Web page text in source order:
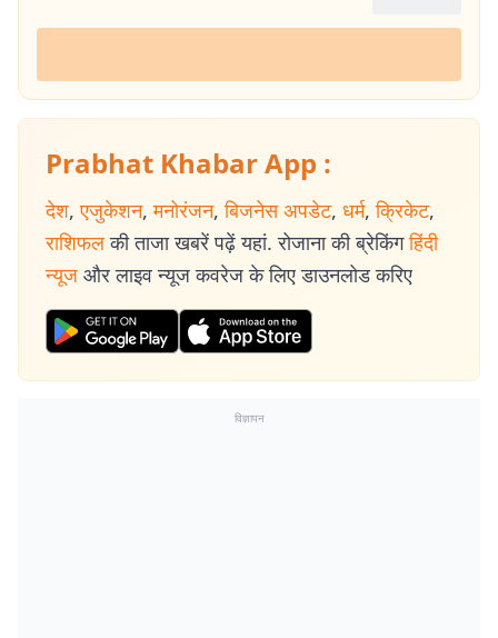
Prabhat Khabar App :
देश, एजुकेशन, मनोरंजन, बिजनेस अपडेट, धर्म, क्रिकेट,
राशिफल की ताजा खबरें पढ़ें यहां. रोजाना की ब्रेकिंग हिंदी
न्यूज और लाइव न्यूज कवरेज के लिए डाउनलोड करिए
विज्ञापन